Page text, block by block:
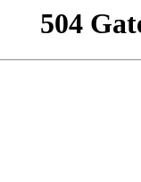
504